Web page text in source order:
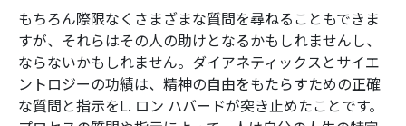
もちろん際限なくさまざまな質問を尋ねることもできま
すが、それらはその人の助けとなるかもしれませんし、
ならないかもしれません。ダイアネティックスとサイエ
ントロジーの功績は、精神の自由をもたらすための正確
な質問と指示をL. ロン ハバードが突き止めたことです。